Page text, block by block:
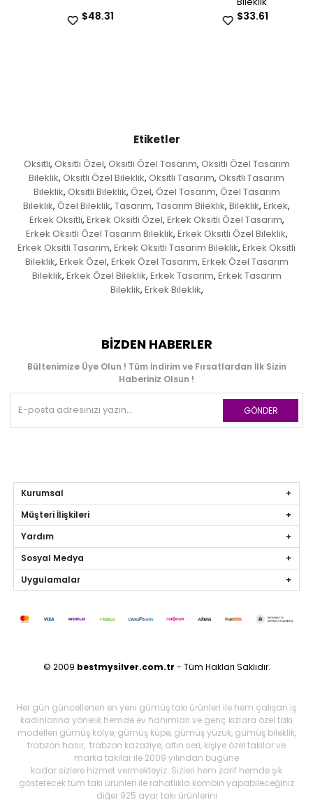
Etiketler
Oksitli, Oksitli Özel, Oksitli Özel Tasarım, Oksitli Özel Tasarım
Bileklik, Oksitli Özel Bileklik, Oksitli Tasarım, Oksitli Tasarım
Bileklik, Oksitli Bileklik, Özel, Özel Tasarım, Özel Tasarım
Bileklik, Özel Bileklik, Tasarım, Tasarım Bileklik, Bileklik, Erkek,
Erkek Oksitli, Erkek Oksitli Özel, Erkek Oksitli Özel Tasarım,
Erkek Oksitli Özel Tasarım Bileklik, Erkek Oksitli Özel Bileklik,
Erkek Oksitli Tasarım, Erkek Oksitli Tasarım Bileklik, Erkek Oksitli
Bileklik, Erkek Özel, Erkek Özel Tasarım, Erkek Özel Tasarım
Bileklik, Erkek Özel Bileklik, Erkek Tasarım, Erkek Tasarım
Bileklik, Erkek Bileklik,
BIZDEN HABERLER
Bültenimize Üye Olun ! Tüm İndirim ve Fırsatlardan İlk Sizin
Haberiniz Olsun !
GÖNDER
Kurumsal
Müşteri İlişkileri
Yardım
Sosyal Medya
Uygulamalar
© 2009 bestmysilver.com.tr - Tüm Hakları Saklıdır.
Her gün güncellenen en yeni gümüş takı ürünleri ile hem çalışan iş
kadınlarına yönelik hemde ev hanımları ve genç kızlara özel takı
modelleri gümüş kolye, gümüş küpe, gümüş yüzük, gümüş bileklik,
trabzon hasır, trabzon kazaziye, altın seri, kişiye özel takılar ve
marka takılar ile 2009 yılından bugüne
kadar sizlere hizmet vermekteyiz. Sizleri hem zarif hemde şık
gösterecek tüm takı ürünleri ile rahatlıkla kombin yapabileceğiniz
diğer 925 ayar takı ürünlerini